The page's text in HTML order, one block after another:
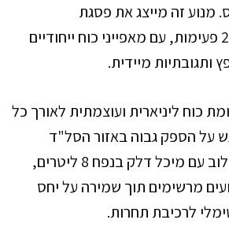
סוס. מנוע זה מייצג את פסגת
הטכנולוגיה במנועי 2 פעימות, עם מאפייני כוח ייחודיים
ותגובתיות מיידית.
כוח ליניארית ועוצמתית לאורך כל
על הספק גבוה באזור הסל"ד
הבינוני והעליון. בשילוב עם מיכל דלק בנפח 8 ליטרים,
מרשימים תוך שמירה על יחס
לרכיבת תחרות.